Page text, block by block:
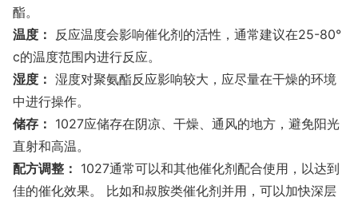
酯。
温度：
反应温度会影响催化剂的活性，通常建议在25-80°
c的温度范围内进行反应。
湿度： 湿度对聚氨酯反应影响较大，应尽量在干燥的环境
中进行操作。
储存： 1027应储存在阴凉、干燥、通风的地方，避免阳光
直射和高温。
配方调整： 1027通常可以和其他催化剂配合使用，以达到
佳的催化效果。 比如和叔胺类催化剂并用，可以加快深层